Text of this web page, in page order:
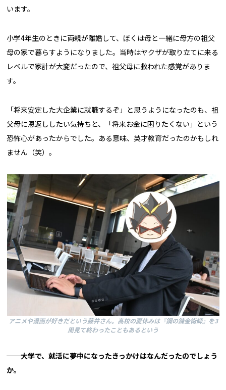
います。
小学4年生のときに両親が離婚して、ぼくは母と一緒に母方の祖父
母の家で暮らすようになりました。当時はヤクザが取り立てに来る
レベルで家計が大変だったので、祖父母に救われた感覚がありま
す。
「将来安定した大企業に就職するぞ」と思うようになったのも、祖
父母に恩返ししたい気持ちと、「将来お金に困りたくない」という
恐怖心があったからでした。ある意味、英才教育だったのかもしれ
ません（笑）。
アニメや漫画が好きだという藤井さん。高校の夏休みは『鋼の錬金術師』を3
周見て終わったこともあるという
──大学で、就活に夢中になったきっかけはなんだったのでしょう
か。